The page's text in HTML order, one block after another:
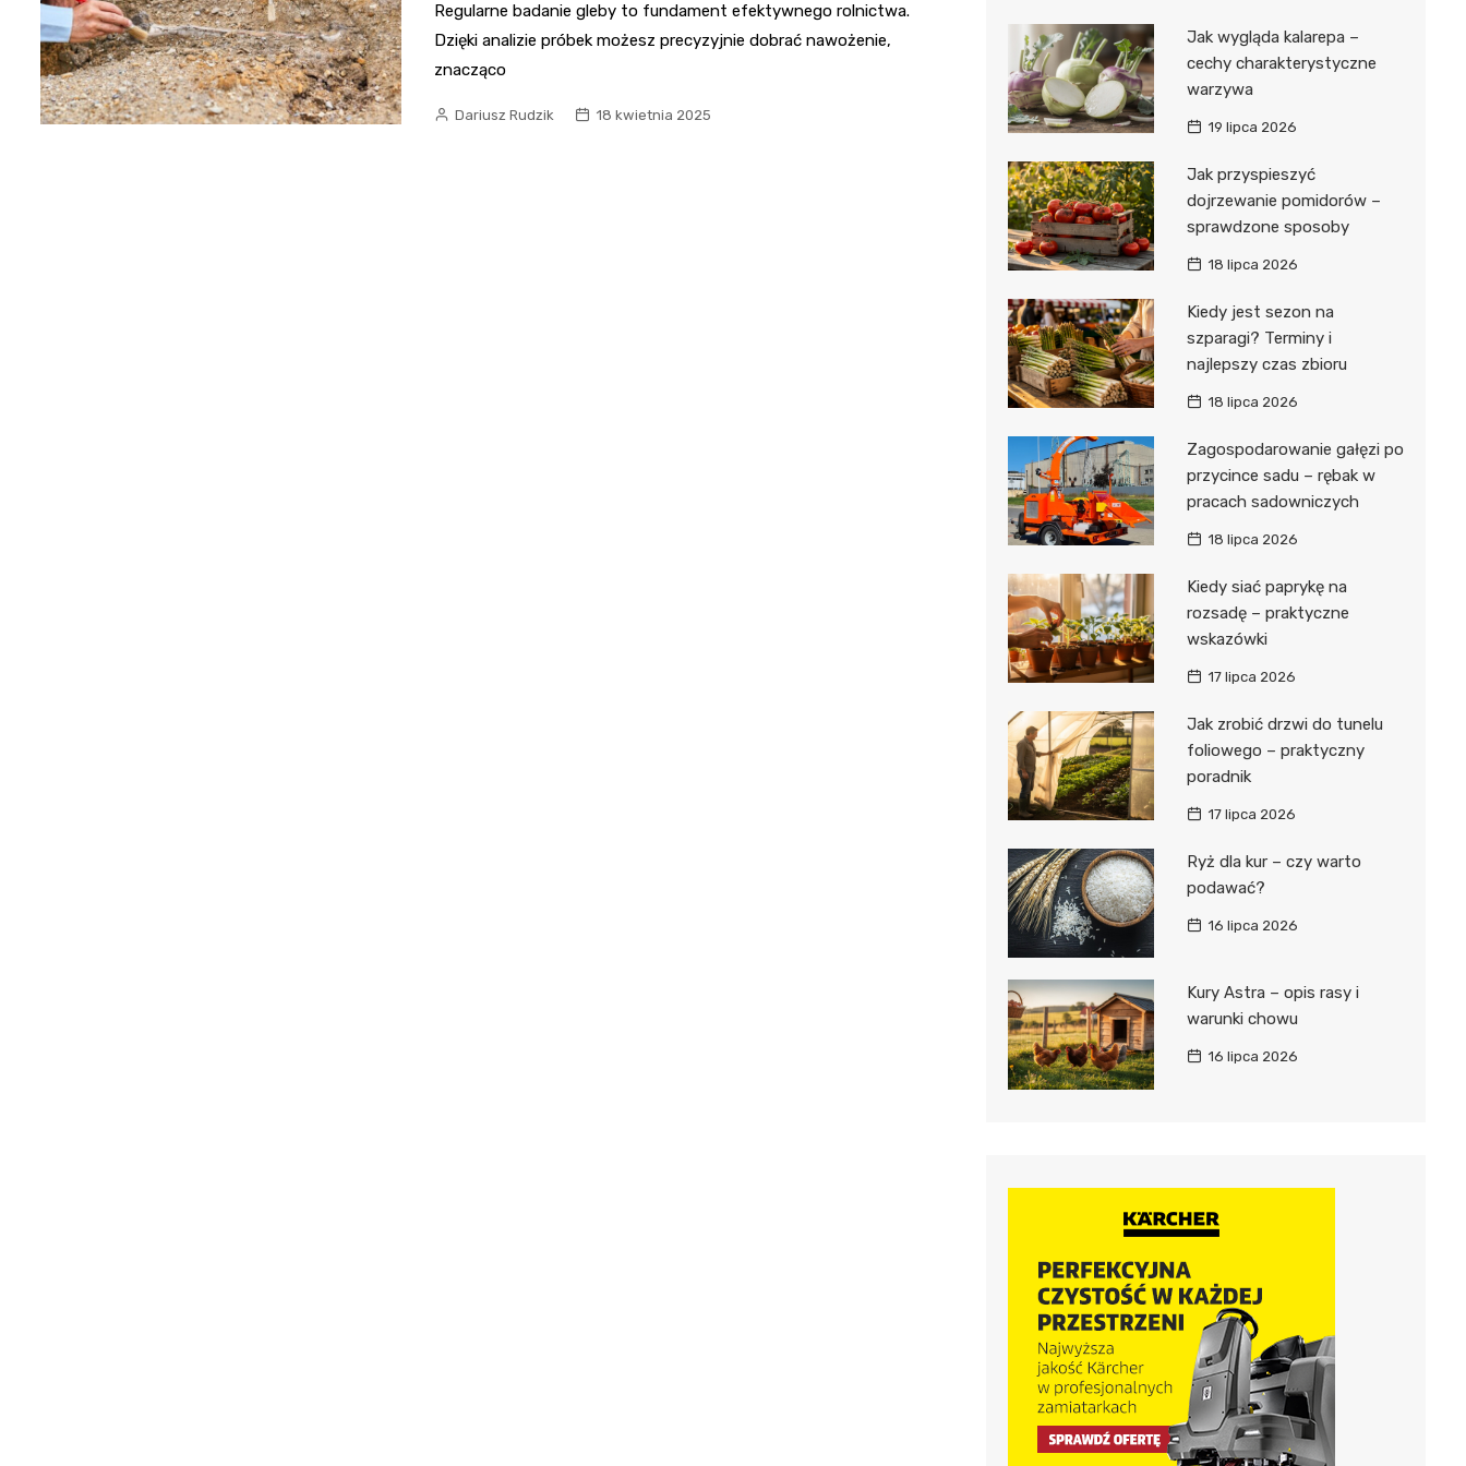
Regularne badanie gleby to fundament efektywnego rolnictwa.
Dzięki analizie próbek możesz precyzyjnie dobrać nawożenie,
znacząco
Dariusz Rudzik 18 kwietnia 2025
Jak wygląda kalarepa –
cechy charakterystyczne
warzywa
19 lipca 2026
Jak przyspieszyć
dojrzewanie pomidorów –
sprawdzone sposoby
18 lipca 2026
Kiedy jest sezon na
szparagi? Terminy i
najlepszy czas zbioru
18 lipca 2026
Zagospodarowanie gałęzi po
przycince sadu – rębak w
pracach sadowniczych
18 lipca 2026
Kiedy siać paprykę na
rozsadę – praktyczne
wskazówki
17 lipca 2026
Jak zrobić drzwi do tunelu
foliowego – praktyczny
poradnik
17 lipca 2026
Ryż dla kur – czy warto
podawać?
16 lipca 2026
Kury Astra – opis rasy i
warunki chowu
16 lipca 2026